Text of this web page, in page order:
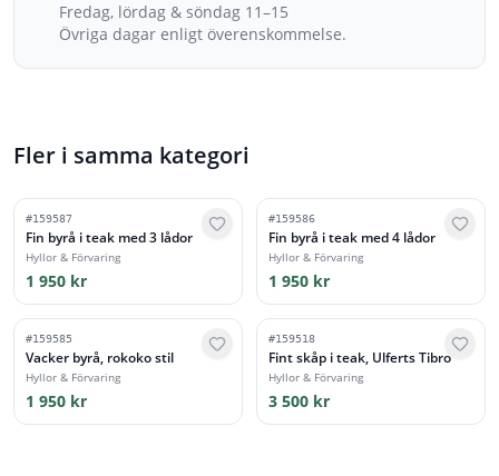
Fredag, lördag & söndag 11–15
Övriga dagar enligt överenskommelse.
Fler i samma kategori
#159587
Fin byrå i teak med 3 lådor
Hyllor & Förvaring
1 950 kr
#159586
Fin byrå i teak med 4 lådor
Hyllor & Förvaring
1 950 kr
#159585
Vacker byrå, rokoko stil
Hyllor & Förvaring
1 950 kr
#159518
Fint skåp i teak, Ulferts Tibro
Hyllor & Förvaring
3 500 kr